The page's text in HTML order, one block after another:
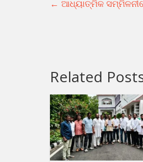
← ଆଧ୍ୟାତ୍ମିକ
Related